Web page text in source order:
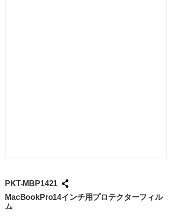
PKT-MBP1421
MacBookPro14インチ用プロテクターフィル
ム